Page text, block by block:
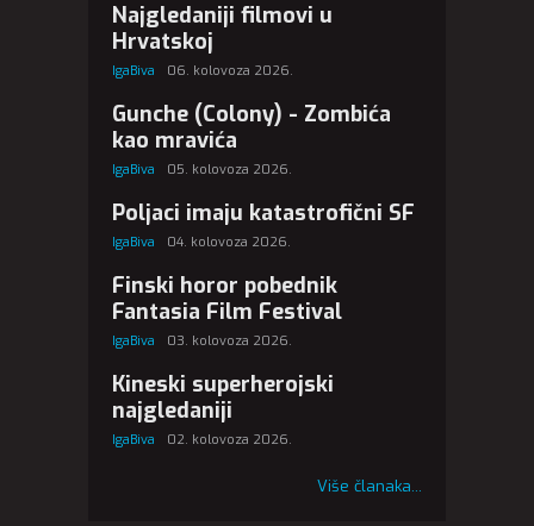
Najgledaniji filmovi u
Hrvatskoj
IgaBiva 06. kolovoza 2026.
Gunche (Colony) - Zombića
kao mravića
IgaBiva 05. kolovoza 2026.
Poljaci imaju katastrofični SF
IgaBiva 04. kolovoza 2026.
Finski horor pobednik
Fantasia Film Festival
IgaBiva 03. kolovoza 2026.
Kineski superherojski
najgledaniji
IgaBiva 02. kolovoza 2026.
Više članaka...